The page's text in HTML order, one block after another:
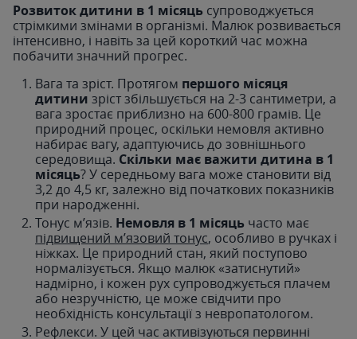
Розвиток дитини в 1 місяць супроводжується
стрімкими змінами в організмі. Малюк розвивається
інтенсивно, і навіть за цей короткий час можна
побачити значний прогрес.
Вага та зріст. Протягом першого місяця
дитини зріст збільшується на 2-3 сантиметри, а
вага зростає приблизно на 600-800 грамів. Це
природний процес, оскільки немовля активно
набирає вагу, адаптуючись до зовнішнього
середовища. Скільки має важити дитина в 1
місяць? У середньому вага може становити від
3,2 до 4,5 кг, залежно від початкових показників
при народженні.
Тонус м’язів. Немовля в 1 місяць часто має
підвищений м’язовий тонус, особливо в ручках і
ніжках. Це природний стан, який поступово
нормалізується. Якщо малюк «затиснутий»
надмірно, і кожен рух супроводжується плачем
або незручністю, це може свідчити про
необхідність консультації з невропатологом.
Рефлекси. У цей час активізуються первинні